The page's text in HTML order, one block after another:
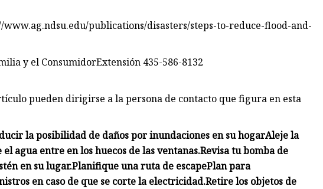
publications/disasters/steps-to-reduce-flood-and-
y el ConsumidorExtensión 435-586-8132
pueden dirigirse a la persona de contacto que figura en esta
la posibilidad de daños por inundaciones en su hogarAleje la
el agua entre en los huecos de las ventanas.Revisa tu bomba de
en su lugar.Planifique una ruta de escapePlan para
en caso de que se corte la electricidad.Retire los objetos de